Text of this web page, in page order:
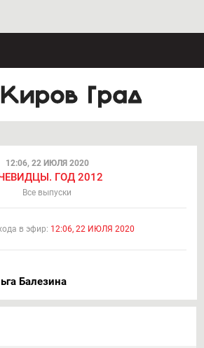
12:06, 22 ИЮЛЯ 2020
ГОД 2012
Все выпуски
в эфир: 12:06, 22 ИЮЛЯ 2020
Балезина